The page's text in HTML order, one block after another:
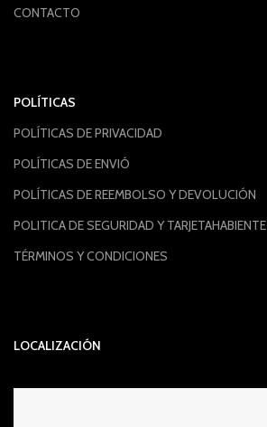
CONTACTO
POLÍTICAS
POLÍTICAS DE PRIVACIDAD
POLÍTICAS DE ENVIÓ
POLÍTICAS DE REEMBOLSO Y DEVOLUCIÓN
POLITICA DE SEGURIDAD Y TARJETAHABIENTE
TÉRMINOS Y CONDICIONES
LOCALIZACIÓN